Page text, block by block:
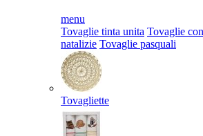
menu
Tovaglie tinta unita Tovaglie
natalizie Tovaglie pasquali
Tovagliette